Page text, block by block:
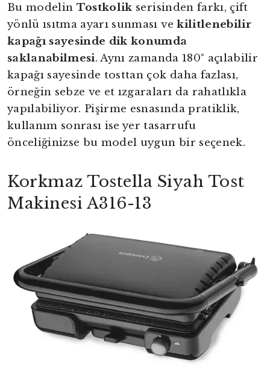
Bu modelin Tostkolik serisinden farkı, çift
yönlü ısıtma ayarı sunması vekilitlenebilir
kapağı sayesinde dik konumda
saklanabilmesi. Aynı zamanda 180° açılabilir
kapağı sayesinde tosttan çok daha fazlası,
örneğin sebze ve et ızgaraları da rahatlıkla
yapılabiliyor. Pişirme esnasında pratiklik,
kullanım sonrası ise yer tasarrufu
önceliğinizse bu model uygun bir seçenek.
Korkmaz Tostella Siyah Tost
Makinesi A316-13